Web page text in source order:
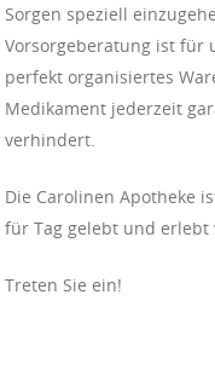
Sorgen speziell
Vorsorgeberatung ist für
perfekt organisiertes
Medikament jederzeit
verhindert.
Die Carolinen Apotheke
für Tag gelebt und erlebt
Treten Sie ein!